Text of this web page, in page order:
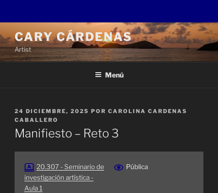
al
contenido
CARY CÁRDENAS
Artist
Menú
PUBLICADO
EL
24 DICIEMBRE, 2025 POR CAROLINA CARDENAS
CABALLERO
Manifiesto – Reto 3
20.307 - Seminario de
investigación artística -
Aula 1
Pública